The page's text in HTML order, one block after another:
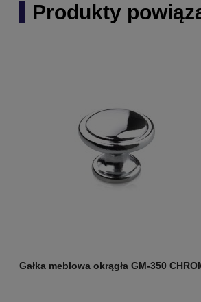
Produkty
Gałka meblowa okrągła GM-350